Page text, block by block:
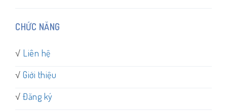
CHỨC NĂNG
√ Liên hệ
√ Giới thiệu
√ Đăng ký